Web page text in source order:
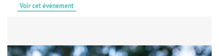
Voir cet événement